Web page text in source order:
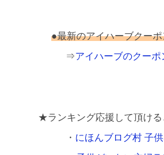
●最新のアイハーブクー
⇒アイハーブのクーポ
★ランキング応援して頂け
・ にほんブログ村 子